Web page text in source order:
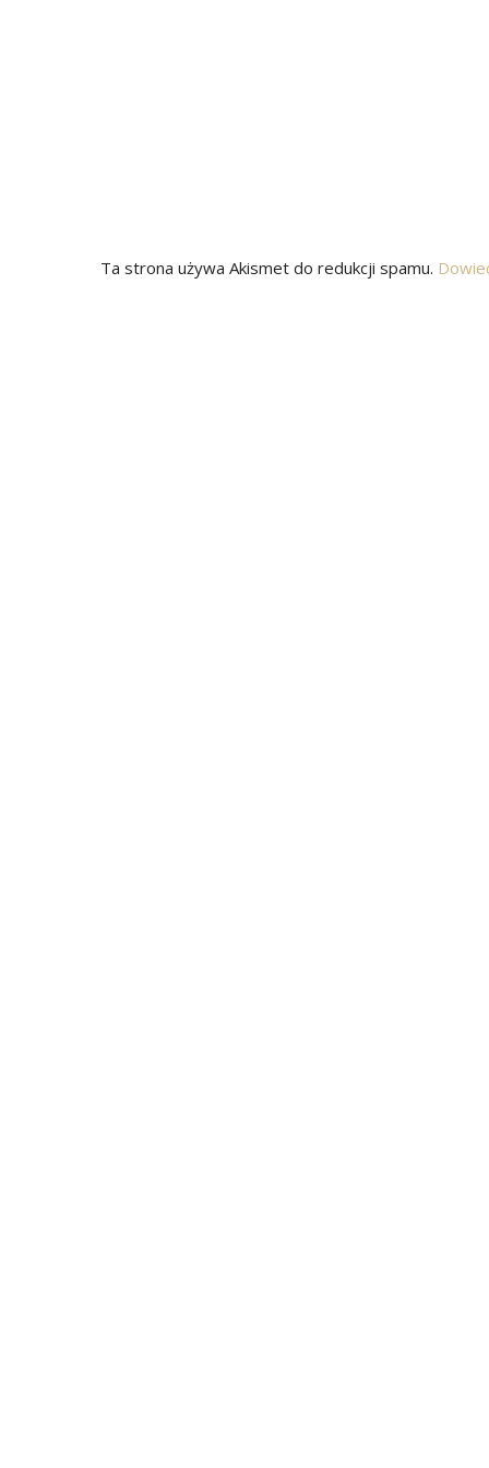
Ta strona używa Akismet do redukcji spamu.